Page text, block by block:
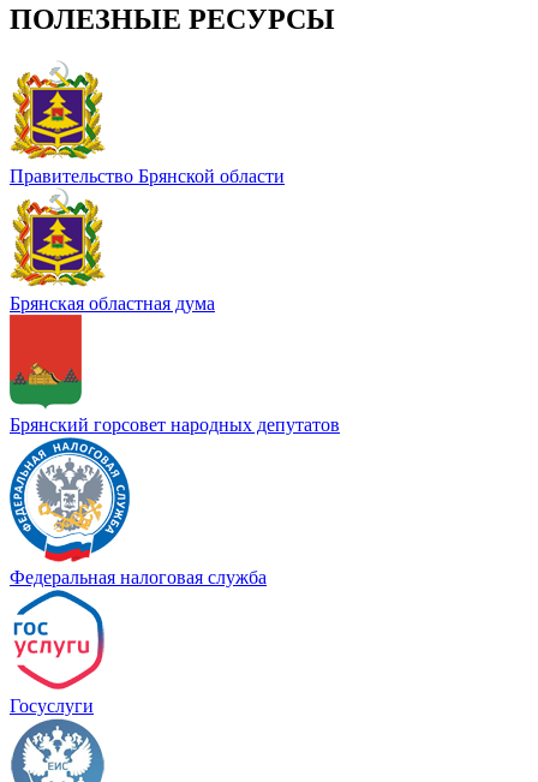
ПОЛЕЗНЫЕ РЕСУРСЫ
Правительство Брянской области
Брянская областная дума
Брянский горсовет народных депутатов
Федеральная налоговая служба
Госуслуги